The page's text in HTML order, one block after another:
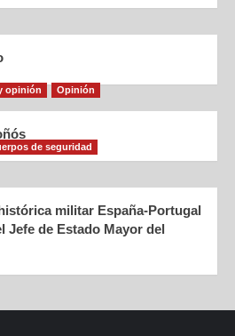
opinión Opinión
de seguridad
militar España-Portugal
de Estado Mayor del